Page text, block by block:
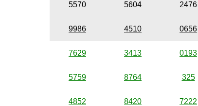
5570 5604 2476
9986 4510 0656
7629 3413 0193
5759 8764 325
4852 8420 7222